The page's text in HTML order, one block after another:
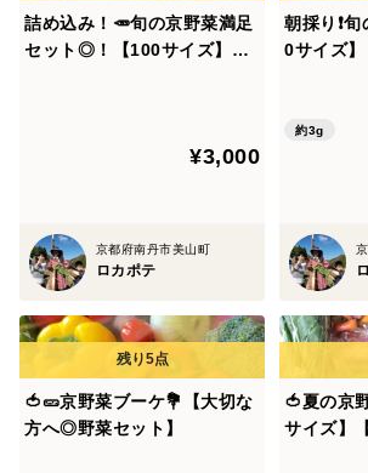
詰め込み！🥕旬の京野菜満足
セット◎！【100サイズ】【7
¥3,000
京都府南丹市美山町
ロカポテ
朝採り❗
0サイズ】
約3g
🍅🥒京野菜ブーケ💐【大切な
方へ◎野菜セット】
🍅夏の京
サイズ】